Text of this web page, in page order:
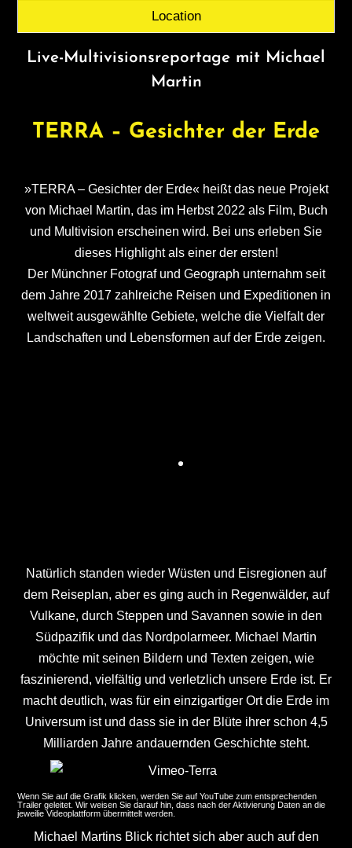
Location
Live-Multivisionsreportage mit Michael
Martin
TERRA – Gesichter der Erde
»TERRA – Gesichter der Erde« heißt das neue Projekt
von Michael Martin, das im Herbst 2022 als Film, Buch
und Multivision erscheinen wird. Bei uns erleben Sie
dieses Highlight als einer der ersten!
Der Münchner Fotograf und Geograph unternahm seit
dem Jahre 2017 zahlreiche Reisen und Expeditionen in
weltweit ausgewählte Gebiete, welche die Vielfalt der
Landschaften und Lebensformen auf der Erde zeigen.
Natürlich standen wieder Wüsten und Eisregionen auf
dem Reiseplan, aber es ging auch in Regenwälder, auf
Vulkane, durch Steppen und Savannen sowie in den
Südpazifik und das Nordpolarmeer. Michael Martin
möchte mit seinen Bildern und Texten zeigen, wie
faszinierend, vielfältig und verletzlich unsere Erde ist. Er
macht deutlich, was für ein einzigartiger Ort die Erde im
Universum ist und dass sie in der Blüte ihrer schon 4,5
Milliarden Jahre andauernden Geschichte steht.
Wenn Sie auf die Grafik klicken, werden Sie auf YouTube zum entsprechenden
Trailer geleitet. Wir weisen Sie darauf hin, dass nach der Aktivierung Daten an die
jeweilie Videoplattform übermittelt werden.
Michael Martins Blick richtet sich aber auch auf den